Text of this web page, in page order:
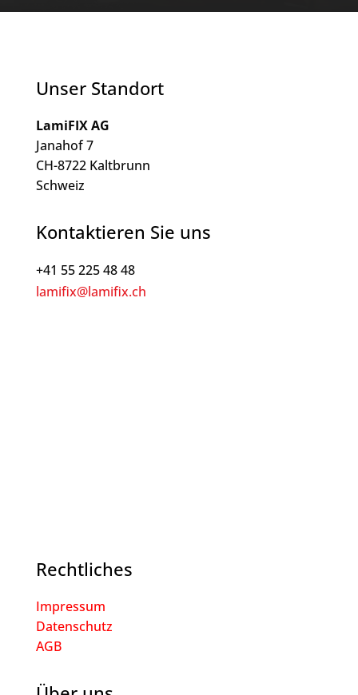
Unser Standort
LamiFIX AG
Janahof 7
CH-8722 Kaltbrunn
Schweiz
Kontaktieren Sie uns
+41 55 225 48 48
lamifix@lamifix.ch
Rechtliches
Impressum
Datenschutz
AGB